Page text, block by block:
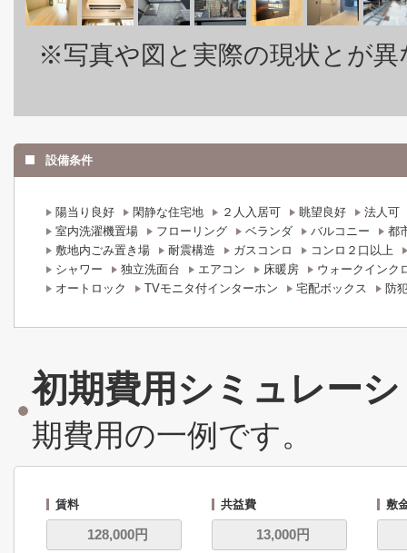
※写真や図と実際の現状とが
設備条件
陽当り良好 閑静な住宅地 ２人入居可 眺望良好
法人可
室内洗濯機置場
フローリング ベランダ バルコニー
都
敷地内ごみ置き場
耐震構造 ガスコンロ
コンロ２口以上
シャワー
独立洗面台 エアコン 床暖房
ウォークインク
オートロック
TVモニタ付インターホン 宅配ボックス 防
初期費用シミュレー
期費用の一例です。
賃料 共益費 敷